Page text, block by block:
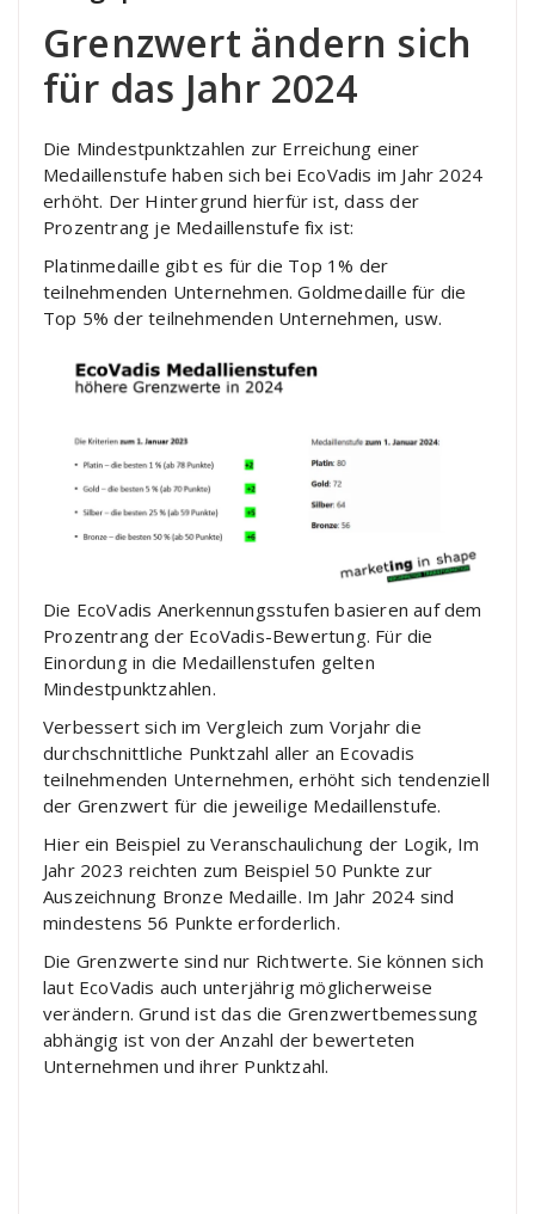
Grenzwert ändern sich
für das Jahr 2024
Die Mindestpunktzahlen zur Erreichung einer
Medaillenstufe haben sich bei EcoVadis im Jahr 2024
erhöht. Der Hintergrund hierfür ist, dass der
Prozentrang je Medaillenstufe fix ist:
Platinmedaille gibt es für die Top 1% der
teilnehmenden Unternehmen. Goldmedaille für die
Top 5% der teilnehmenden Unternehmen, usw.
Die EcoVadis Anerkennungsstufen basieren auf dem
Prozentrang der EcoVadis-Bewertung. Für die
Einordung in die Medaillenstufen gelten
Mindestpunktzahlen.
Verbessert sich im Vergleich zum Vorjahr die
durchschnittliche Punktzahl aller an Ecovadis
teilnehmenden Unternehmen, erhöht sich tendenziell
der Grenzwert für die jeweilige Medaillenstufe.
Hier ein Beispiel zu Veranschaulichung der Logik, Im
Jahr 2023 reichten zum Beispiel 50 Punkte zur
Auszeichnung Bronze Medaille. Im Jahr 2024 sind
mindestens 56 Punkte erforderlich.
Die Grenzwerte sind nur Richtwerte. Sie können sich
laut EcoVadis auch unterjährig möglicherweise
verändern. Grund ist das die Grenzwertbemessung
abhängig ist von der Anzahl der bewerteten
Unternehmen und ihrer Punktzahl.